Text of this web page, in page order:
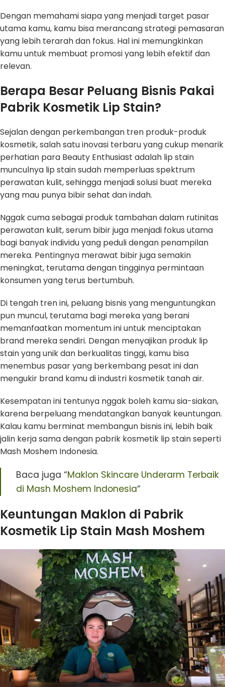
Dengan memahami siapa yang menjadi target pasar
utama kamu, kamu bisa merancang strategi pemasaran
yang lebih terarah dan fokus. Hal ini memungkinkan
kamu untuk membuat promosi yang lebih efektif dan
relevan.
Berapa Besar Peluang Bisnis Pakai
Pabrik Kosmetik Lip Stain?
Sejalan dengan perkembangan tren produk-produk
kosmetik, salah satu inovasi terbaru yang cukup menarik
perhatian para Beauty Enthusiast adalah lip stain
munculnya lip stain sudah memperluas spektrum
perawatan kulit, sehingga menjadi solusi buat mereka
yang mau punya bibir sehat dan indah.
Nggak cuma sebagai produk tambahan dalam rutinitas
perawatan kulit, serum bibir juga menjadi fokus utama
bagi banyak individu yang peduli dengan penampilan
mereka. Pentingnya merawat bibir juga semakin
meningkat, terutama dengan tingginya permintaan
konsumen yang terus bertumbuh.
Di tengah tren ini, peluang bisnis yang menguntungkan
pun muncul, terutama bagi mereka yang berani
memanfaatkan momentum ini untuk menciptakan
brand mereka sendiri. Dengan menyajikan produk lip
stain yang unik dan berkualitas tinggi, kamu bisa
menembus pasar yang berkembang pesat ini dan
mengukir brand kamu di industri kosmetik tanah air.
Kesempatan ini tentunya nggak boleh kamu sia-siakan,
karena berpeluang mendatangkan banyak keuntungan.
Kalau kamu berminat membangun bisnis ini, lebih baik
jalin kerja sama dengan pabrik kosmetik lip stain seperti
Mash Moshem Indonesia.
Baca juga “Maklon Skincare Underarm Terbaik
di Mash Moshem Indonesia“
Keuntungan Maklon di Pabrik
Kosmetik Lip Stain Mash Moshem